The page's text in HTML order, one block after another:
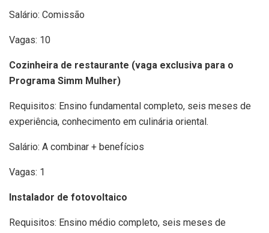
Salário: Comissão
Vagas: 10
Cozinheira de restaurante (vaga exclusiva para o
Programa Simm Mulher)
Requisitos: Ensino fundamental completo, seis meses de
experiência, conhecimento em culinária oriental.
Salário: A combinar + benefícios
Vagas: 1
Instalador de fotovoltaico
Requisitos: Ensino médio completo, seis meses de